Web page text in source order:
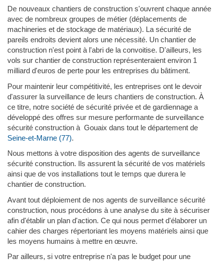
De nouveaux chantiers de construction s'ouvrent chaque année
avec de nombreux groupes de métier (déplacements de
machineries et de stockage de matériaux). La sécurité de
pareils endroits devient alors une nécessité. Un chantier de
construction n'est point à l'abri de la convoitise. D'ailleurs, les
vols sur chantier de construction représenteraient environ 1
milliard d'euros de perte pour les entreprises du bâtiment.
Pour maintenir leur compétitivité, les entreprises ont le devoir
d'assurer la surveillance de leurs chantiers de construction. À
ce titre, notre société de sécurité privée et de gardiennage a
développé des offres sur mesure performante de surveillance
sécurité construction à Gouaix dans tout le département de
Seine-et-Marne (77).
Nous mettons à votre disposition des agents de surveillance
sécurité construction. Ils assurent la sécurité de vos matériels
ainsi que de vos installations tout le temps que durera le
chantier de construction.
Avant tout déploiement de nos agents de surveillance sécurité
construction, nous procédons à une analyse du site à sécuriser
afin d'établir un plan d'action. Ce qui nous permet d'élaborer un
cahier des charges répertoriant les moyens matériels ainsi que
les moyens humains à mettre en œuvre.
Par ailleurs, si votre entreprise n'a pas le budget pour une